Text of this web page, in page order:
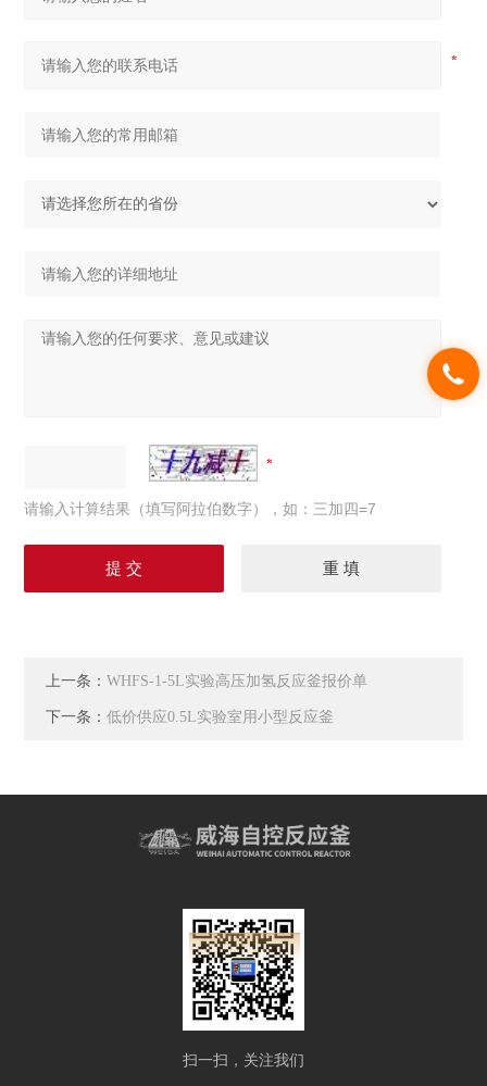
请输入计算结果（填写阿拉伯数字），如：三加四=7
上一条：WHFS-1-5L实验高压加氢反应釜报价单
下一条：低价供应0.5L实验室用小型反应釜
扫一扫，关注我们